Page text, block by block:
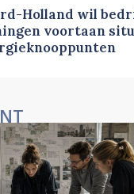
Holland wil
voortaan